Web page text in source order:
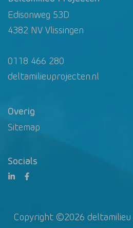
Edisonweg 53D
4382 NV Vlissingen
0118 466 280
deltamilieuprojecten.nl
Overig
Sitemap
Socials
Copyright ©2026